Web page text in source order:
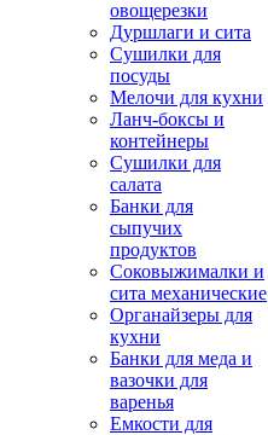
овощерезки
Дуршлаги и сита
Сушилки для
посуды
Мелочи для кухни
Ланч-боксы и
контейнеры
Сушилки для
салата
Банки для
сыпучих
продуктов
Соковыжималки и
сита механические
Органайзеры для
кухни
Банки для меда и
вазочки для
варенья
Емкости для